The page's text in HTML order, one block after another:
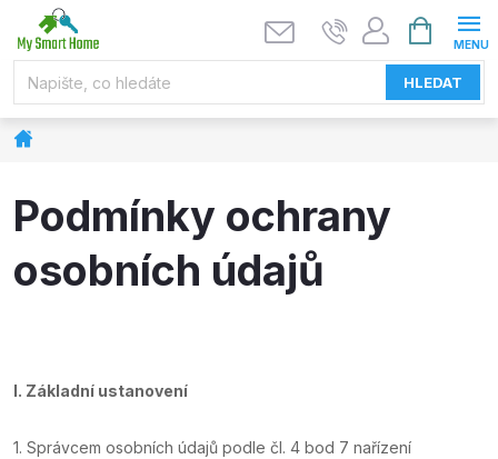
HLEDAT
NÁKUPNÍ
KOŠÍK
Podmínky ochrany
osobních údajů
I. Základní ustanovení
1. Správcem osobních údajů podle čl. 4 bod 7 nařízení